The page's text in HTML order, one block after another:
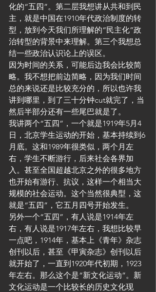
化的“五四”。第二层我想讲从共和到民
主，就是中国在1910年代政治制度的转
型，放到今天我们所理解的“民主化”政
治转型的背景中来理解。第三个我想总
结一些政治认识论上的误区。
因为时间的关系，可能后边我会比较简
略。我不想把前边简略，因为我们时间
总的来说还是比较充分的，所以也许我
讲到哪里，到了三十分钟cut就完了，当
然后半部分还有一些尾巴就是了。
我讲两个“五四”，一个就是1919年5月4
日，北京学生运动的开始，基本持续到6
月底。这和1989年很类似，两个月左
右，学生不断游行，后来社会各界加
入。甚至全国超越北京之外的很多地方
也开始有游行、抗议，这样一个相当大
规模的社会运动。这个当然很典型，这
就是“五四”，它五月四号开始发生。
另外一个“五四”，有人说是1914年左
右，有人说是1917年左右，我想比较早
一点吧，1914年，基本上《青年》杂志
创刊以后，甚至《甲寅杂志》创刊以后
就开始了，一直到1920年代初期，1923
年左右。那么这个是“新文化运动”。新
文化运动是一个比较长的历史文化现